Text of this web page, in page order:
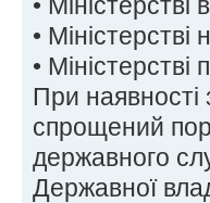
•
• Міністерстві
При
спрощений
державного
Державної